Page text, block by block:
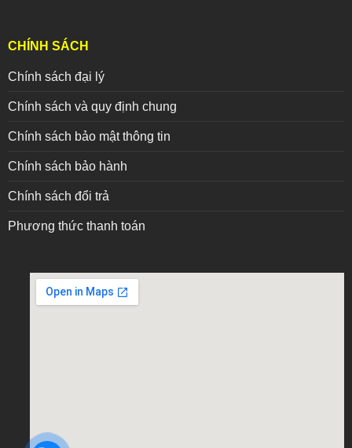
CHÍNH SÁCH
Chính sách đại lý
Chính sách và quy định chung
Chính sách bảo mật thông tin
Chính sách bảo hành
Chính sách đổi trả
Phương thức thanh toán